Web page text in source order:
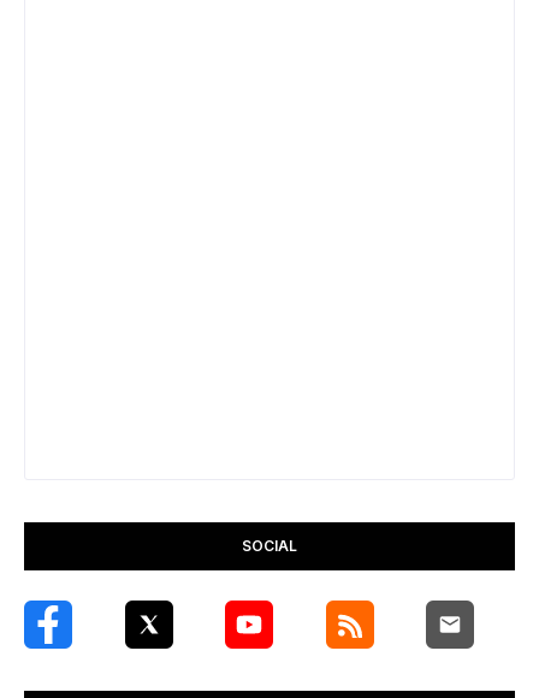
SOCIAL